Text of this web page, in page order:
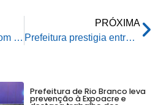
Prefeitura se reúne com Organização Internacional de Migração para tratar políticas públicas voltada aos imigrantes
PRÓXIMA
Prefeitura prestigia entrega dos certificados aos alunos vencedores do Prêmio MPT na Escola
Prefeitura de Rio Branco leva
prevenção à Expoacre e